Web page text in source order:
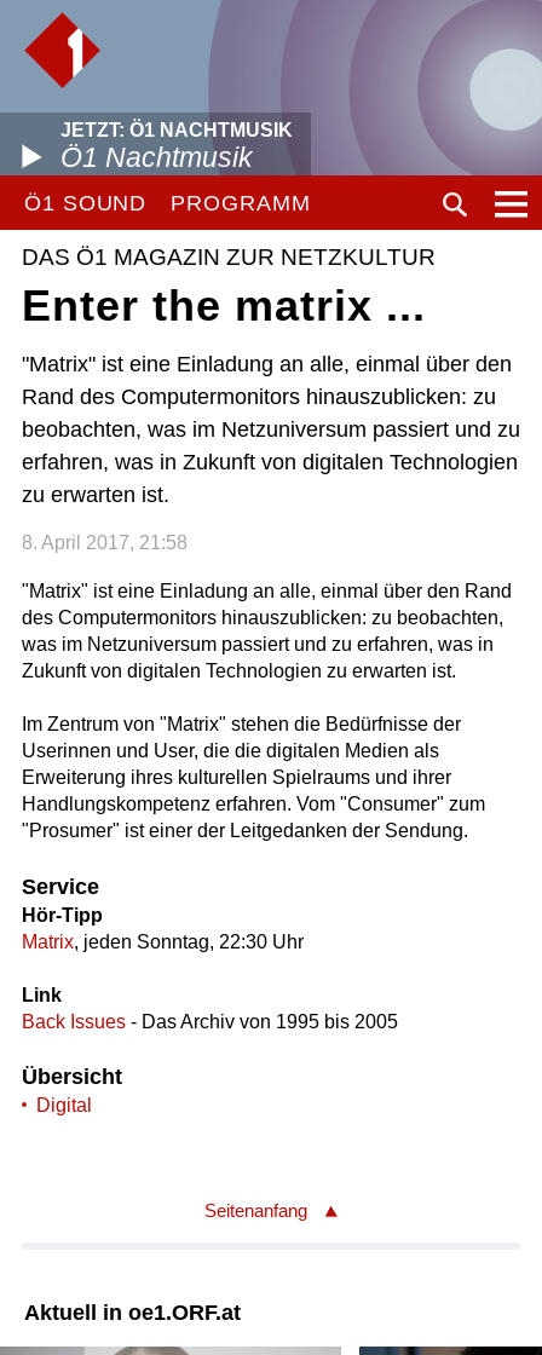
JETZT: Ö1 NACHTMUSIK
Ö1 Nachtmusik
Ö1 SOUND PROGRAMM
DAS Ö1 MAGAZIN ZUR NETZKULTUR
Enter the matrix ...
"Matrix" ist eine Einladung an alle, einmal über den
Rand des Computermonitors hinauszublicken: zu
beobachten, was im Netzuniversum passiert und zu
erfahren, was in Zukunft von digitalen Technologien
zu erwarten ist.
8. April 2017, 21:58
"Matrix" ist eine Einladung an alle, einmal über den Rand
des Computermonitors hinauszublicken: zu beobachten,
was im Netzuniversum passiert und zu erfahren, was in
Zukunft von digitalen Technologien zu erwarten ist.
Im Zentrum von "Matrix" stehen die Bedürfnisse der
Userinnen und User, die die digitalen Medien als
Erweiterung ihres kulturellen Spielraums und ihrer
Handlungskompetenz erfahren. Vom "Consumer" zum
"Prosumer" ist einer der Leitgedanken der Sendung.
Service
Hör-Tipp
Matrix, jeden Sonntag, 22:30 Uhr
Link
Back Issues- Das Archiv von 1995 bis 2005
Übersicht
Digital
Seitenanfang
Aktuell in oe1.ORF.at